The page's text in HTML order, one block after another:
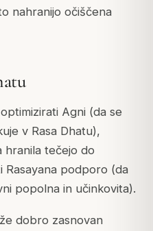
nahranijo očiščena
Agni (da se
v Rasa Dhatu),
hranila tečejo do
Rasayana podporo (da
popolna in učinkovita).
dobro zasnovan